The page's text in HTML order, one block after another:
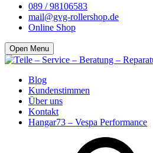
089 / 98106583
mail@gvg-rollershop.de
Online Shop
Open Menu
Blog
Kundenstimmen
Über uns
Kontakt
Hangar73 – Vespa Performance